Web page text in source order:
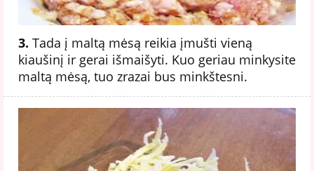
3. Tada į maltą mėsą reikia įmušti vieną
kiaušinį ir gerai išmaišyti. Kuo geriau minkysite
maltą mėsą, tuo zrazai bus minkštesni.